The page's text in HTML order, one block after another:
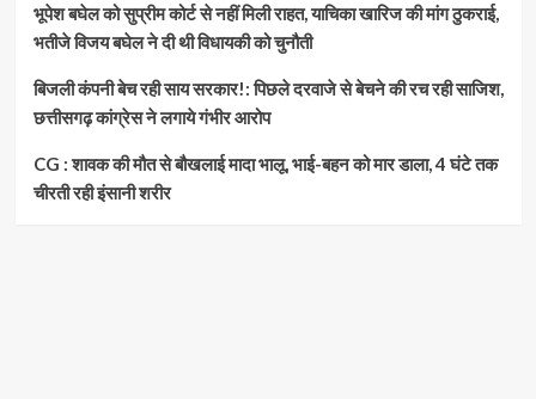
भूपेश बघेल को सुप्रीम कोर्ट से नहीं मिली राहत, याचिका खारिज की मांग ठुकराई,
भतीजे विजय बघेल ने दी थी विधायकी को चुनौती
बिजली कंपनी बेच रही साय सरकार!: पिछले दरवाजे से बेचने की रच रही साजिश,
छत्तीसगढ़ कांग्रेस ने लगाये गंभीर आरोप
CG : शावक की मौत से बौखलाई मादा भालू, भाई-बहन को मार डाला, 4 घंटे तक
चीरती रही इंसानी शरीर